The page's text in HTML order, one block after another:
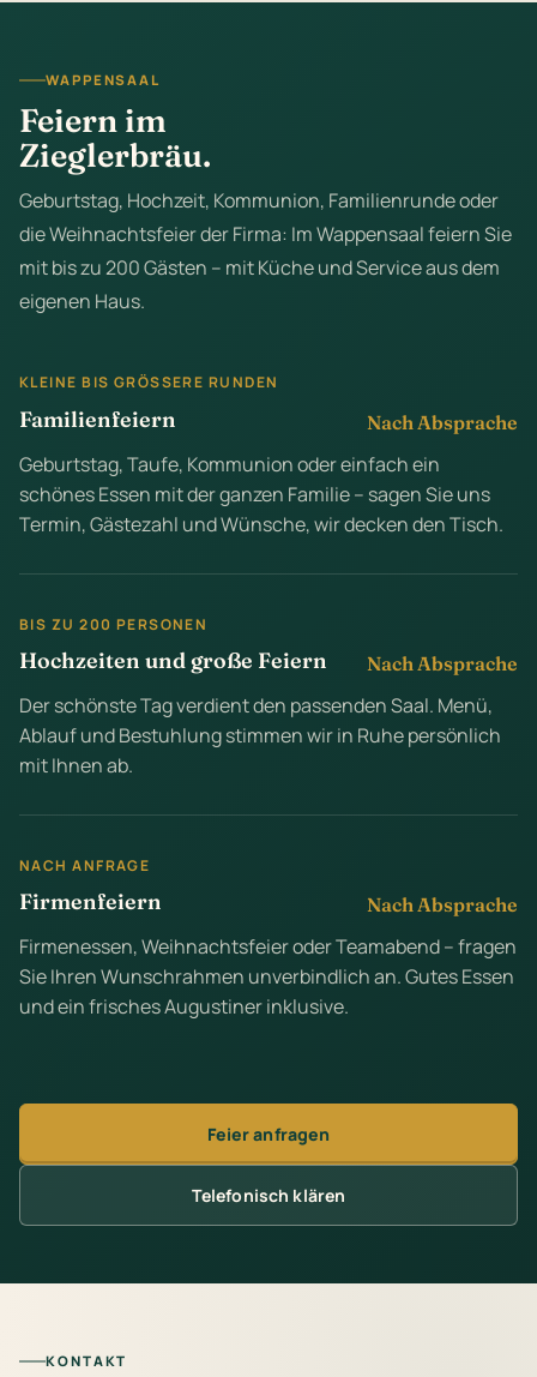
WAPPENSAAL
Feiern im
Zieglerbräu.
Geburtstag, Hochzeit, Kommunion, Familienrunde oder
die Weihnachtsfeier der Firma: Im Wappensaal feiern Sie
mit bis zu 200 Gästen – mit Küche und Service aus dem
eigenen Haus.
KLEINE BIS GRÖSSERE RUNDEN
Familienfeiern Nach Absprache
Geburtstag, Taufe, Kommunion oder einfach ein
schönes Essen mit der ganzen Familie – sagen Sie uns
Termin, Gästezahl und Wünsche, wir decken den Tisch.
BIS ZU 200 PERSONEN
Hochzeiten und große Feiern Nach Absprache
Der schönste Tag verdient den passenden Saal. Menü,
Ablauf und Bestuhlung stimmen wir in Ruhe persönlich
mit Ihnen ab.
NACH ANFRAGE
Firmenfeiern Nach Absprache
Firmenessen, Weihnachtsfeier oder Teamabend – fragen
Sie Ihren Wunschrahmen unverbindlich an. Gutes Essen
und ein frisches Augustiner inklusive.
Feier anfragen
Telefonisch klären
KONTAKT